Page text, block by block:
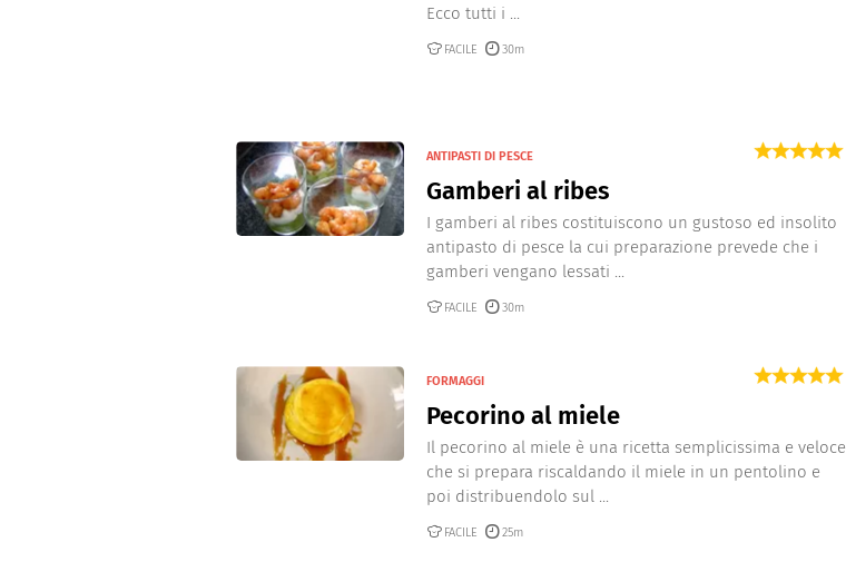
Ecco tutti i ...
FACILE 30m
ANTIPASTI DI PESCE
Gamberi al ribes
I gamberi al ribes costituiscono un gustoso ed insolito
antipasto di pesce la cui preparazione prevede che i
gamberi vengano lessati ...
FACILE 30m
FORMAGGI
Pecorino al miele
Il pecorino al miele è una ricetta semplicissima e veloce
che si prepara riscaldando il miele in un pentolino e
poi distribuendolo sul ...
FACILE 25m